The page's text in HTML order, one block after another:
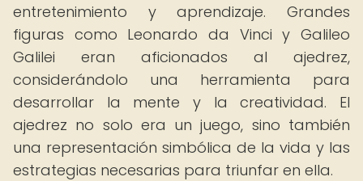
entretenimiento y aprendizaje. Grandes
figuras como Leonardo da Vinci y Galileo
Galilei eran aficionados al ajedrez,
considerándolo una herramienta para
desarrollar la mente y la creatividad. El
ajedrez no solo era un juego, sino también
una representación simbólica de la vida y las
estrategias necesarias para triunfar en ella.